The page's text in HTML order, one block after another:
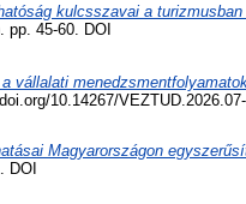
kulcsszavai a turizmusban
pp. 45-60. DOI
vállalati
10.14267/VEZTUD.2026.07-
Magyarországon
DOI